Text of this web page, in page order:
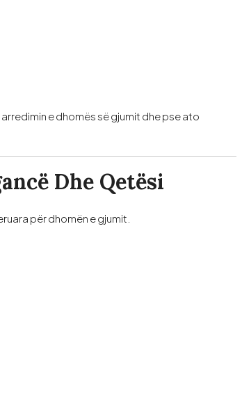
e dhomës së gjumit dhe pse ato
Dhe Qetësi
për dhomën e gjumit.